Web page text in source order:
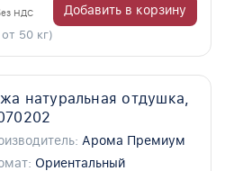
НДС
50 кг)
Добавить в корзину
натуральная отдушка,
Арома Премиум
Ориентальный